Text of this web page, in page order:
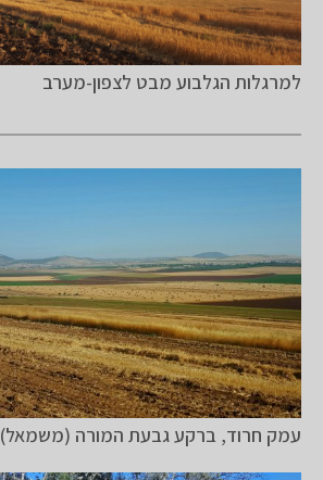
למרגלות הגלבוע מבט לצפון-מערב
עמק חרוד, ברקע גבעת המורה (משמאל)